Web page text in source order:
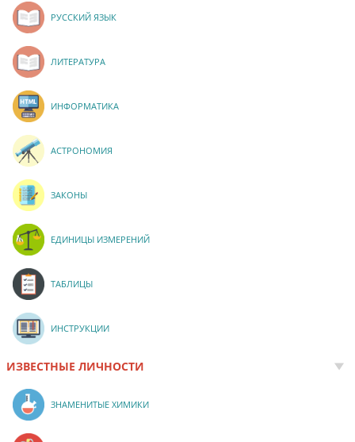
РУССКИЙ ЯЗЫК
ЛИТЕРАТУРА
ИНФОРМАТИКА
АСТРОНОМИЯ
ЗАКОНЫ
ЕДИНИЦЫ ИЗМЕРЕНИЙ
ТАБЛИЦЫ
ИНСТРУКЦИИ
ИЗВЕСТНЫЕ ЛИЧНОСТИ
ЗНАМЕНИТЫЕ ХИМИКИ